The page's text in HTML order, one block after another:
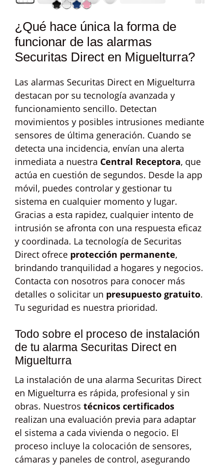
¿Qué hace única la forma de
funcionar de las alarmas
Securitas Direct en Miguelturra?
Las alarmas Securitas Direct en Miguelturra
destacan por su tecnología avanzada y
funcionamiento sencillo. Detectan
movimientos y posibles intrusiones mediante
sensores de última generación. Cuando se
detecta una incidencia, envían una alerta
inmediata a nuestra Central Receptora, que
actúa en cuestión de segundos. Desde la app
móvil, puedes controlar y gestionar tu
sistema en cualquier momento y lugar.
Gracias a esta rapidez, cualquier intento de
intrusión se afronta con una respuesta eficaz
y coordinada. La tecnología de Securitas
Direct ofrece protección permanente,
brindando tranquilidad a hogares y negocios.
Contacta con nosotros para conocer más
detalles o solicitar un presupuesto gratuito.
Tu seguridad es nuestra prioridad.
Todo sobre el proceso de instalación
de tu alarma Securitas Direct en
Miguelturra
La instalación de una alarma Securitas Direct
en Miguelturra es rápida, profesional y sin
obras. Nuestros técnicos certificados
realizan una evaluación previa para adaptar
el sistema a cada vivienda o negocio. El
proceso incluye la colocación de sensores,
cámaras y paneles de control, asegurando